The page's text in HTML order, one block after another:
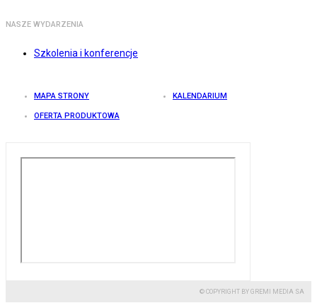
NASZE WYDARZENIA
Szkolenia i konferencje
MAPA STRONY KALENDARIUM
OFERTA PRODUKTOWA
© COPYRIGHT BY GREMI MEDIA SA